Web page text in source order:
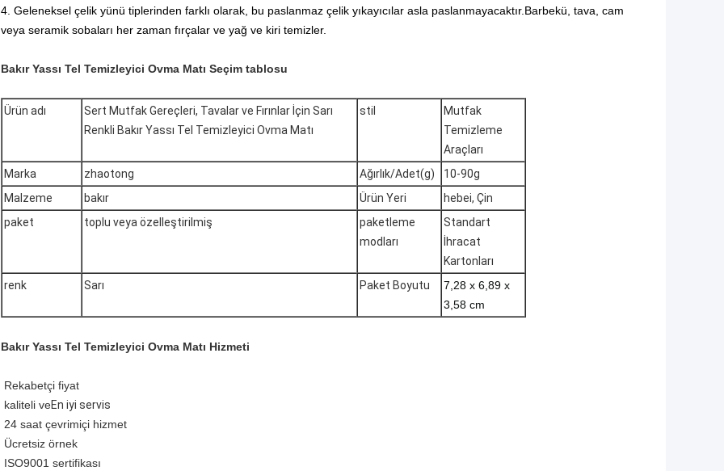
4. Geleneksel çelik yünü tiplerinden farklı olarak, bu paslanmaz çelik yıkayıcılar asla paslanmayacaktır.Barbekü, tava, cam
veya seramik sobaları her zaman fırçalar ve yağ ve kiri temizler.
Bakır Yassı Tel Temizleyici Ovma Matı Seçim tablosu
Ürün adı
Sert Mutfak Gereçleri, Tavalar ve Fırınlar İçin Sarı
Renkli Bakır Yassı Tel Temizleyici Ovma Matı
stil
Mutfak
Temizleme
Araçları
Marka
zhaotong Ağırlık/Adet(g)
10-90g
Malzeme
bakır Ürün Yeri
hebei, Çin
paket
toplu veya özelleştirilmiş
paketleme
modları
Standart
İhracat
Kartonları
renk
Sarı Paket Boyutu
7,28 x 6,89 x
3,58 cm
Bakır Yassı Tel Temizleyici Ovma Matı Hizmeti
Rekabetçi fiyat
kaliteli veEn iyi servis
24 saat çevrimiçi hizmet
Ücretsiz örnek
ISO9001 sertifikası